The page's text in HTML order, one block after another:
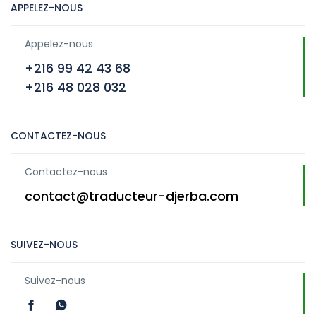
APPELEZ-NOUS
Appelez-nous
+216 99 42 43 68
+216 48 028 032
CONTACTEZ-NOUS
Contactez-nous
contact@traducteur-djerba.com
SUIVEZ-NOUS
Suivez-nous